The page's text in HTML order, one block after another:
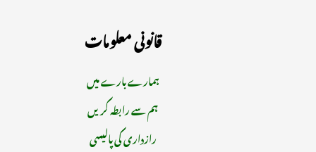
قانونی معلومات
ہمارے بارے میں
ہم سے رابطہ کریں
رازداری کی پالیسی